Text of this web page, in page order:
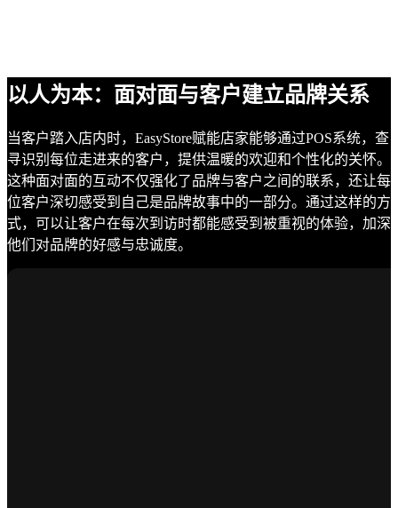
以人为本：面对面与客户建立品牌关系
当客户踏入店内时，EasyStore赋能店家能够通过POS系统，查
寻识别每位走进来的客户，提供温暖的欢迎和个性化的关怀。
这种面对面的互动不仅强化了品牌与客户之间的联系，还让每
位客户深切感受到自己是品牌故事中的一部分。通过这样的方
式，可以让客户在每次到访时都能感受到被重视的体验，加深
他们对品牌的好感与忠诚度。